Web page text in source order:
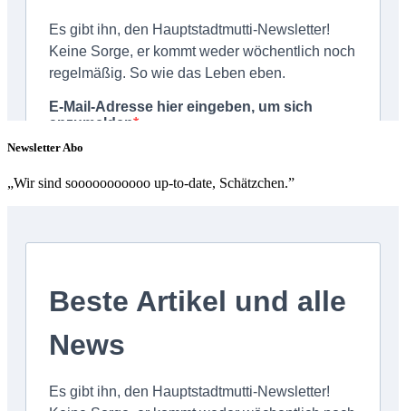
Newsletter Abo
„Wir sind sooooooooooo up-to-date, Schätzchen.”